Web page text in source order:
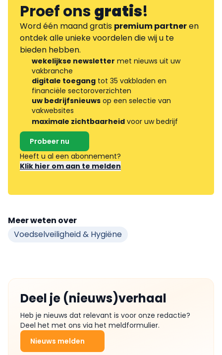
Proef onsgratis!
Word één maand gratis premium partneren
ontdek alle unieke voordelen die wij u te
bieden hebben.
wekelijkse newsletter met nieuws uit uw
vakbranche
digitale toegang tot 35 vakbladen en
financiële sectoroverzichten
uw bedrijfsnieuws op een selectie van
vakwebsites
maximale zichtbaarheid voor uw bedrijf
Probeer nu
Heeft u al een abonnement?
Klik hier om aan te melden
Meer weten over
Voedselveiligheid & Hygiëne
Deel je (nieuws)verhaal
Heb je nieuws dat relevant is voor onze redactie?
Deel het met ons via het meldformulier.
Nieuws melden